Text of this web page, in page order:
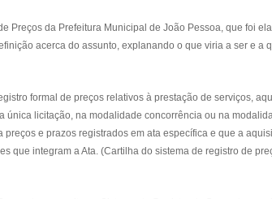
Preços da Prefeitura Municipal de João Pessoa, que foi
acerca do assunto, explanando o que viria a ser e a
formal de preços relativos à prestação de serviços,
única licitação, na modalidade concorrência ou na
e prazos registrados em ata específica e que a
que integram a Ata. (Cartilha do sistema de registro de